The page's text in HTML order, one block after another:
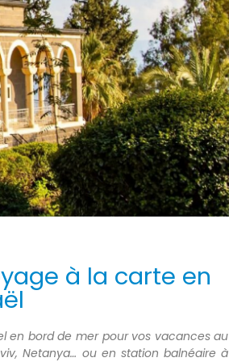
à la carte en
en bord de mer pour vos vacances au
Netanya… ou en station balnéaire à